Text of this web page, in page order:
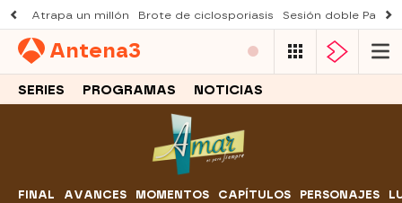
Atrapa un millón Brote de ciclosporiasis Sesión doble
Antena3
SERIES PROGRAMAS NOTICIAS
FINAL AVANCES MOMENTOS CAPÍTULOS PERSONAJES